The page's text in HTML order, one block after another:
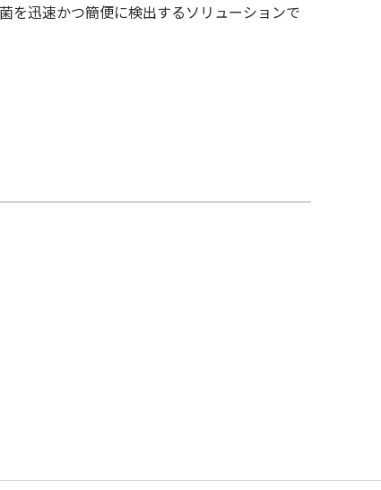
迅速かつ簡便に検出するソリューションで